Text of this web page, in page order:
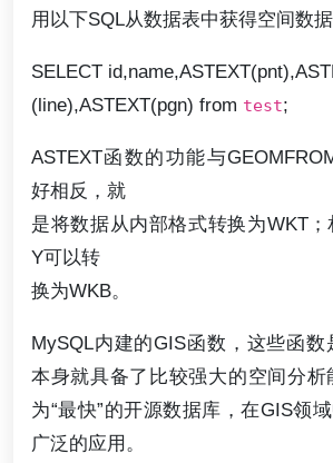
用以下SQL从数据表中获得空间数据
SELECT
(line),ASTEXT(pgn) from test;
ASTEXT函数的功能与
好相反，就
是将数据从内部格式转换为WKT；
Y可以转
换为WKB。
MySQL内建的GIS函数，这些函数
本身就具备了比较强大的空间分析
为“最快”的开源数据库，在GIS领
广泛的应用。